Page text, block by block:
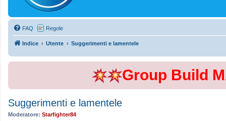
FAQ Regole
Indice Utente Suggerimenti e lamentele
Group Build
Suggerimenti e lamentele
Moderatore: Starfighter84